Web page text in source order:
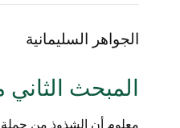
النصيحة والتبيان لأهل السودان
الجواهر السليمانية
المبحث
معلوم أن الشذوذ من جملة